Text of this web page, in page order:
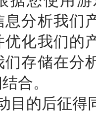
息分析我们
优化我们的
们存储在分
合。
目的后征得